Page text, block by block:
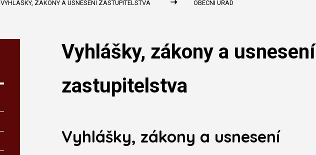
VYHLÁŠKY, ZÁKONY A USNESENÍ ZASTUPITELSTVA OBECNÍ ÚŘAD
Vyhlášky, zákony a usnesení
zastupitelstva
Vyhlášky, zákony a usnesení